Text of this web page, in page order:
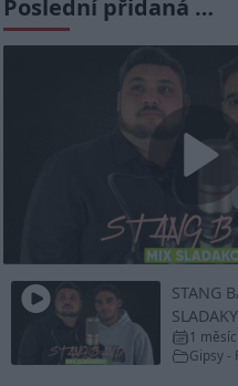
Poslední přidaná …
STANG
1
Gipsy -